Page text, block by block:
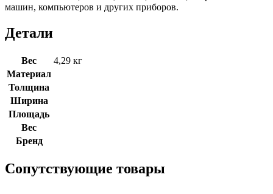
машин, компьютеров и других приборов.
Детали
Вес
4,29 кг
Материал
Толщина
Ширина
Площадь
Вес
Бренд
Сопутствующие товары